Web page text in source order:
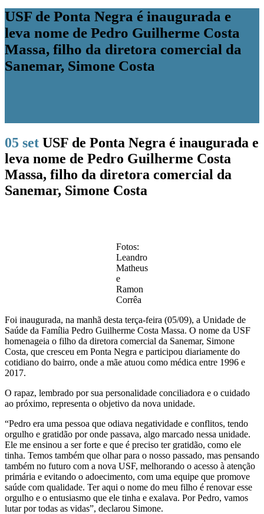
USF de Ponta Negra é inaugurada e
leva nome de Pedro Guilherme Costa
Massa, filho da diretora comercial da
Sanemar, Simone Costa
05 set USF de Ponta Negra é inaugurada e
leva nome de Pedro Guilherme Costa
Massa, filho da diretora comercial da
Sanemar, Simone Costa
Fotos:
Leandro
Matheus
e
Ramon
Corrêa
Foi inaugurada, na manhã desta terça-feira (05/09), a Unidade de
Saúde da Família Pedro Guilherme Costa Massa. O nome da USF
homenageia o filho da diretora comercial da Sanemar, Simone
Costa, que cresceu em Ponta Negra e participou diariamente do
cotidiano do bairro, onde a mãe atuou como médica entre 1996 e
2017.
O rapaz, lembrado por sua personalidade conciliadora e o cuidado
ao próximo, representa o objetivo da nova unidade.
“Pedro era uma pessoa que odiava negatividade e conflitos, tendo
orgulho e gratidão por onde passava, algo marcado nessa unidade.
Ele me ensinou a ser forte e que é preciso ter gratidão, como ele
tinha. Temos também que olhar para o nosso passado, mas pensando
também no futuro com a nova USF, melhorando o acesso à atenção
primária e evitando o adoecimento, com uma equipe que promove
saúde com qualidade. Ter aqui o nome do meu filho é renovar esse
orgulho e o entusiasmo que ele tinha e exalava. Por Pedro, vamos
lutar por todas as vidas”, declarou Simone.